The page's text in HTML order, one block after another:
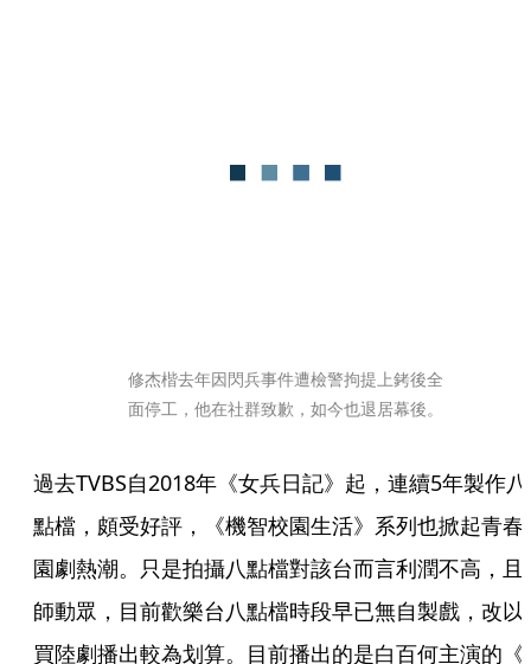
修杰楷去年因閃兵事件遭檢警拘提上銬後全
面停工，他在社群致歉，如今也退居幕後。
過去TVBS自2018年《女兵日記》起，連續5年製作八
點檔，頗受好評，《機智校園生活》系列也掀起青春
園劇熱潮。只是拍攝八點檔對該台而言利潤不高，且
師動眾，目前歡樂台八點檔時段早已無自製戲，改以
買陸劇播出較為划算。目前播出的是白百何主演的《